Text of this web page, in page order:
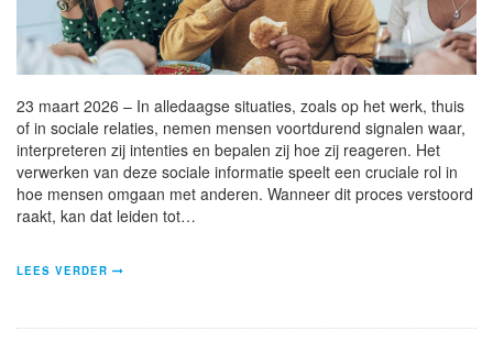
23 maart 2026 – In alledaagse situaties, zoals op het werk, thuis
of in sociale relaties, nemen mensen voortdurend signalen waar,
interpreteren zij intenties en bepalen zij hoe zij reageren. Het
verwerken van deze sociale informatie speelt een cruciale rol in
hoe mensen omgaan met anderen. Wanneer dit proces verstoord
raakt, kan dat leiden tot…
LEES VERDER